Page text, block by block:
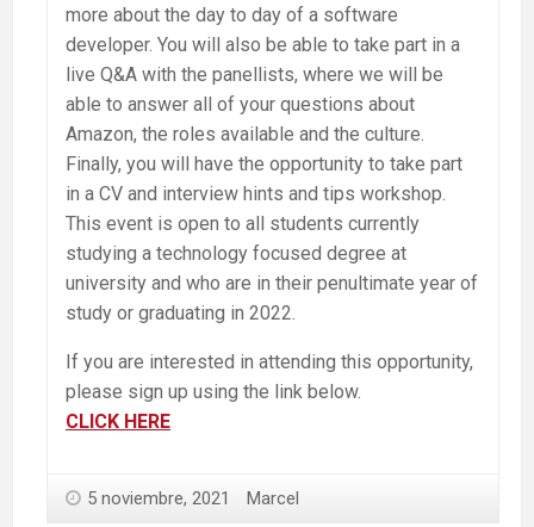
more about the day to day of a software
developer. You will also be able to take part in a
live Q&A with the panellists, where we will be
able to answer all of your questions about
Amazon, the roles available and the culture.
Finally, you will have the opportunity to take part
in a CV and interview hints and tips workshop.
This event is open to all students currently
studying a technology focused degree at
university and who are in their penultimate year of
study or graduating in 2022.
If you are interested in attending this opportunity,
please sign up using the link below.
CLICK HERE
5 noviembre, 2021 Marcel